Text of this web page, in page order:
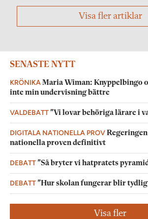
Visa fler artiklar
SENASTE NYTT
KRÖNIKA Maria Wiman: Knyppelbingo
inte min undervisning bättre
VALDEBATT”Vi lovar behöriga lärare i
DIGITALA NATIONELLA PROV
nationella proven definitivt
DEBATT”Så bryter vi hatpratets
DEBATT”Hur skolan fungerar blir
Visa fler